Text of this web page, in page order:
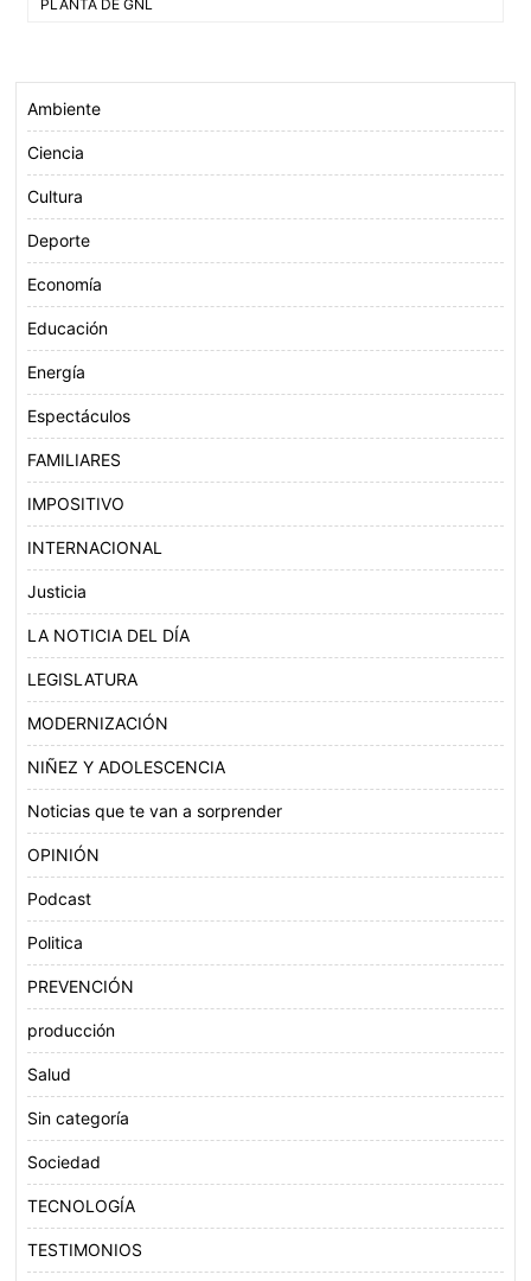
k
p
de
PLANTA DE GNL
Ambiente
Ciencia
Cultura
Deporte
Economía
Educación
Energía
Espectáculos
FAMILIARES
IMPOSITIVO
INTERNACIONAL
Justicia
LA NOTICIA DEL DÍA
LEGISLATURA
MODERNIZACIÓN
NIÑEZ Y ADOLESCENCIA
Noticias que te van a sorprender
OPINIÓN
Podcast
Politica
PREVENCIÓN
producción
Salud
Sin categoría
Sociedad
TECNOLOGÍA
TESTIMONIOS